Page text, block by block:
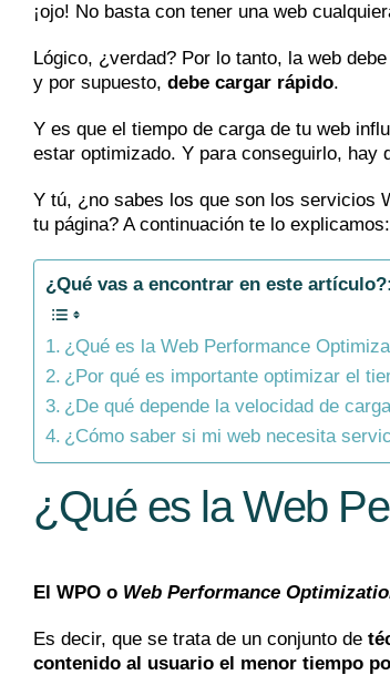
¡ojo! No basta con tener una web
Lógico, ¿verdad? Por lo tanto, la web
y por supuesto, debe cargar rápido.
Y es que el tiempo de carga de tu web
estar optimizado. Y para conseguirlo, hay
Y tú, ¿no sabes los que son los servicios
tu página? A continuación te lo
¿Qué vas a encontrar en este artículo?:
¿Qué es la Web Performance
¿Por qué es importante optimizar el
¿De qué depende la velocidad de
¿Cómo saber si mi web necesita
¿Qué es la Web
El WPO o Web Performance
Es decir, que se trata de un conjunto de
contenido al usuario el menor tiempo